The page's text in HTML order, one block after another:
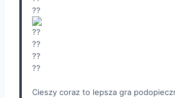
Cieszy coraz to lepsza gra